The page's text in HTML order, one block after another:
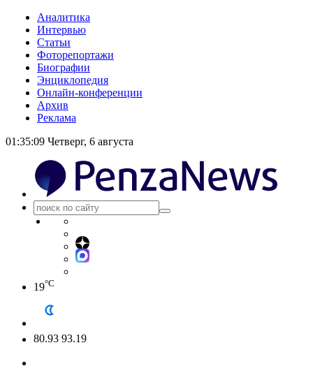
Аналитика
Интервью
Статьи
Фоторепортажи
Биографии
Энциклопедия
Онлайн-конференции
Архив
Реклама
01:35:09 Четверг, 6 августа
19°C
80.93 93.19